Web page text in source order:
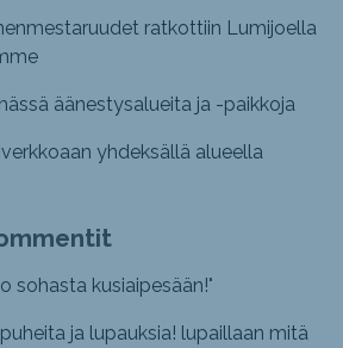
ratkottiin Lumijoella
äänestysalueita ja -paikkoja
yhdeksällä alueella
sohasta kusiaipesään!"
ja lupauksia! lupaillaan mitä